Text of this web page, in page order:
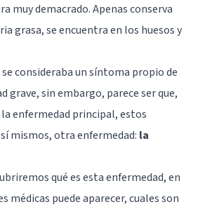
muy demacrado. Apenas conserva
grasa, se encuentra en los huesos y
consideraba un síntoma propio de
grave, sin embargo, parece ser que,
enfermedad principal, estos
mismos, otra enfermedad: la
qué es esta enfermedad, en
médicas puede aparecer, cuales son